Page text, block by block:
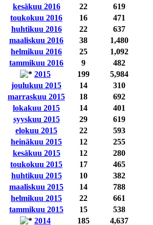
kesäkuu 2016
22 619
toukokuu 2016
16 471
huhtikuu 2016
22 637
maaliskuu 2016
38 1,480
helmikuu 2016
25 1,092
tammikuu 2016
9 482
2015
199 5,984
joulukuu 2015
14 310
marraskuu 2015
18 692
lokakuu 2015
14 401
syyskuu 2015
29 619
elokuu 2015
22 593
heinäkuu 2015
12 255
kesäkuu 2015
12 280
toukokuu 2015
17 465
huhtikuu 2015
10 382
maaliskuu 2015
14 788
helmikuu 2015
22 661
tammikuu 2015
15 538
2014
185 4,637